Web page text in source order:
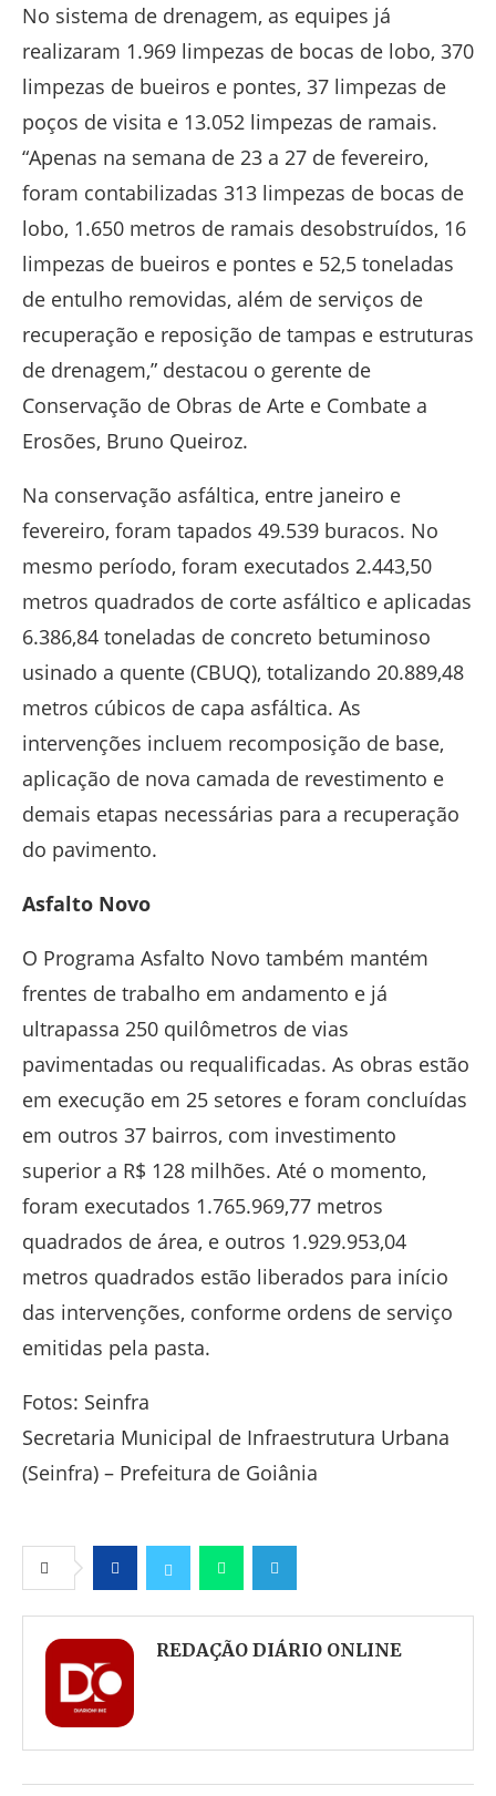
No sistema de drenagem, as equipes já
realizaram 1.969 limpezas de bocas de lobo, 370
limpezas de bueiros e pontes, 37 limpezas de
poços de visita e 13.052 limpezas de ramais.
“Apenas na semana de 23 a 27 de fevereiro,
foram contabilizadas 313 limpezas de bocas de
lobo, 1.650 metros de ramais desobstruídos, 16
limpezas de bueiros e pontes e 52,5 toneladas
de entulho removidas, além de serviços de
recuperação e reposição de tampas e estruturas
de drenagem,” destacou o gerente de
Conservação de Obras de Arte e Combate a
Erosões, Bruno Queiroz.
Na conservação asfáltica, entre janeiro e
fevereiro, foram tapados 49.539 buracos. No
mesmo período, foram executados 2.443,50
metros quadrados de corte asfáltico e aplicadas
6.386,84 toneladas de concreto betuminoso
usinado a quente (CBUQ), totalizando 20.889,48
metros cúbicos de capa asfáltica. As
intervenções incluem recomposição de base,
aplicação de nova camada de revestimento e
demais etapas necessárias para a recuperação
do pavimento.
Asfalto Novo
O Programa Asfalto Novo também mantém
frentes de trabalho em andamento e já
ultrapassa 250 quilômetros de vias
pavimentadas ou requalificadas. As obras estão
em execução em 25 setores e foram concluídas
em outros 37 bairros, com investimento
superior a R$ 128 milhões. Até o momento,
foram executados 1.765.969,77 metros
quadrados de área, e outros 1.929.953,04
metros quadrados estão liberados para início
das intervenções, conforme ordens de serviço
emitidas pela pasta.
Fotos: Seinfra
Secretaria Municipal de Infraestrutura Urbana
(Seinfra) – Prefeitura de Goiânia
FacebookTwitter WhatsappTelegram
REDAÇÃO DIÁRIO ONLINE